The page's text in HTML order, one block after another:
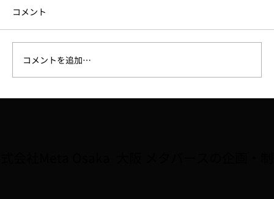
コメント
コメントを追加…